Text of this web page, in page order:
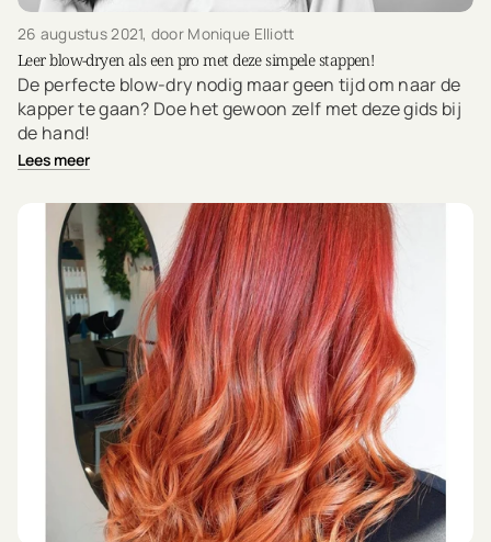
26 augustus 2021, door Monique Elliott
Leer blow-dryen als een pro met deze simpele stappen!
De perfecte blow-dry nodig maar geen tijd om naar de
kapper te gaan? Doe het gewoon zelf met deze gids bij
de hand!
Lees meer